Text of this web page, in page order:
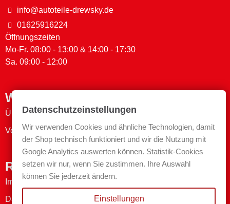
info@autoteile-drewsky.de
01625916224
Öffnungszeiten
Mo-Fr. 08:00 - 13:00 & 14:00 - 17:30
Sa. 09:00 - 12:00
Wichtige Links
Über uns
Versand- & Zahlungsmethoden
Rechtliches
Impressum
Datenschutzerklärung
Datenschutzeinstellungen
Wir verwenden Cookies und ähnliche Technologien, damit
der Shop technisch funktioniert und wir die Nutzung mit
Google Analytics auswerten können. Statistik-Cookies
setzen wir nur, wenn Sie zustimmen. Ihre Auswahl
können Sie jederzeit ändern.
Einstellungen